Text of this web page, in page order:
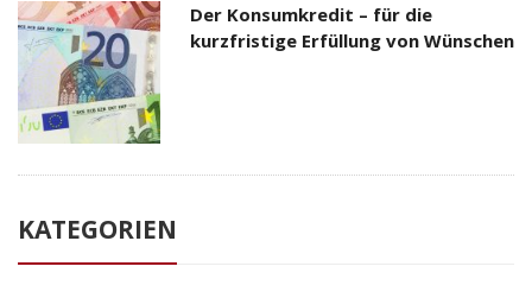
Der Konsumkredit – für die
kurzfristige Erfüllung von Wünschen
KATEGORIEN